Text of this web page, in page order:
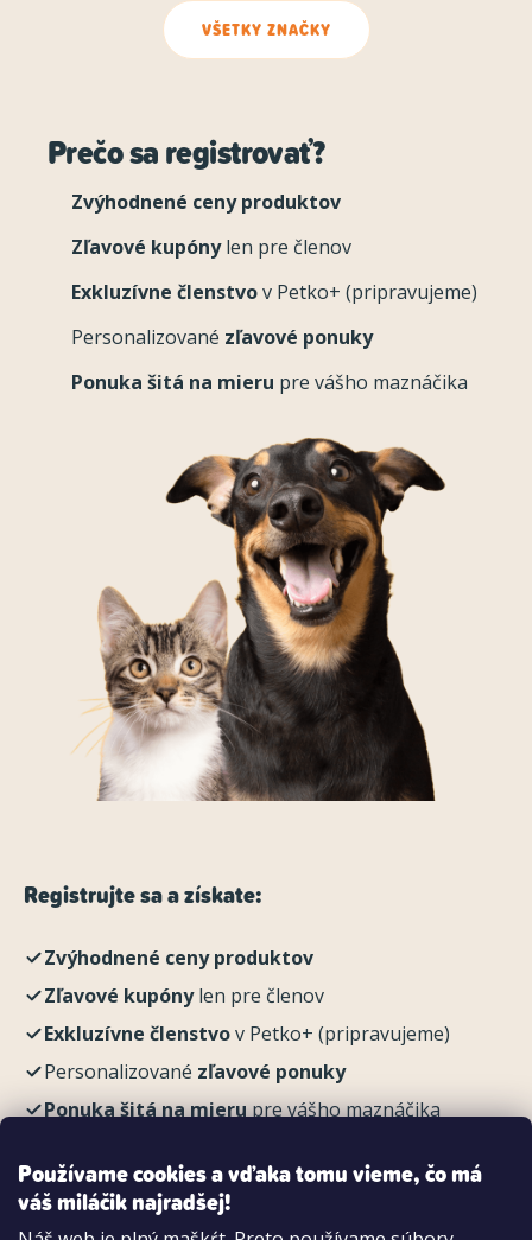
Používame cookies a vďaka tomu vieme, čo má
váš miláčik najradšej!
VŠETKY ZNAČKY
Prečo sa registrovať?
Zvýhodnené ceny produktov
Zľavové kupónylen pre členov
Exkluzívne členstvov Petko+ (pripravujeme)
Personalizované zľavové ponuky
Ponuka šitá na mieru pre vášho maznáčika
Registrujte sa a získate:
Zvýhodnené ceny produktov
Zľavové kupónylen pre členov
Exkluzívne členstvov Petko+ (pripravujeme)
Personalizované zľavové ponuky
Ponuka šitá na mierupre vášho maznáčika